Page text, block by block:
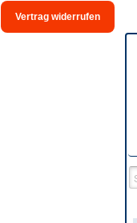
Vertrag widerrufen